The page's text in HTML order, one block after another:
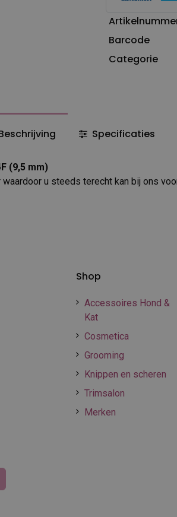
Barcode
Categorie
Specificaties
(9,5 mm)
u steeds terecht kan bij ons
Shop
Accessoires Hond &
Kat
Cosmetica
Grooming
Knippen en scheren
Trimsalon
Merken